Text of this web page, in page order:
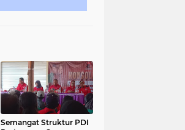
Semangat Struktur PDI